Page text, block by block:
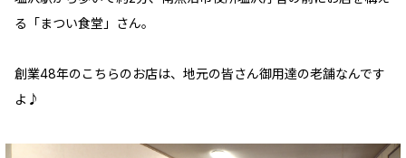
る「まつい食堂」さん。
創業48年のこちらのお店は、地元の皆さん御用達の老舗なんです
よ♪